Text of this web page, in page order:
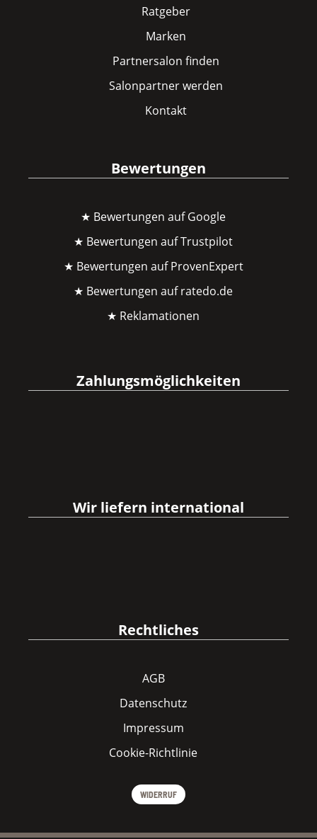
Ratgeber
Marken
Partnersalon finden
Salonpartner werden
Kontakt
Bewertungen
★ Bewertungen auf Google
★ Bewertungen auf Trustpilot
★ Bewertungen auf ProvenExpert
★ Bewertungen auf ratedo.de
★ Reklamationen
Zahlungsmöglichkeiten
Wir liefern international
Rechtliches
AGB
Datenschutz
Impressum
Cookie-Richtlinie
WIDERRUF